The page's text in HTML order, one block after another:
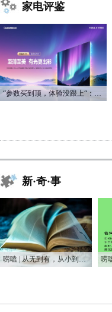
家电评鉴
“参数买到顶，体验没跟上“：长虹追光Q70S给高端电视打了个样
新·奇·事
唠嗑 | 从无到有，从小到大，75年家电之变